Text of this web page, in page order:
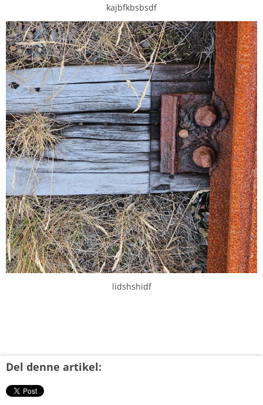
kajbfkbsbsdf
lidshshidf
Del denne artikel: